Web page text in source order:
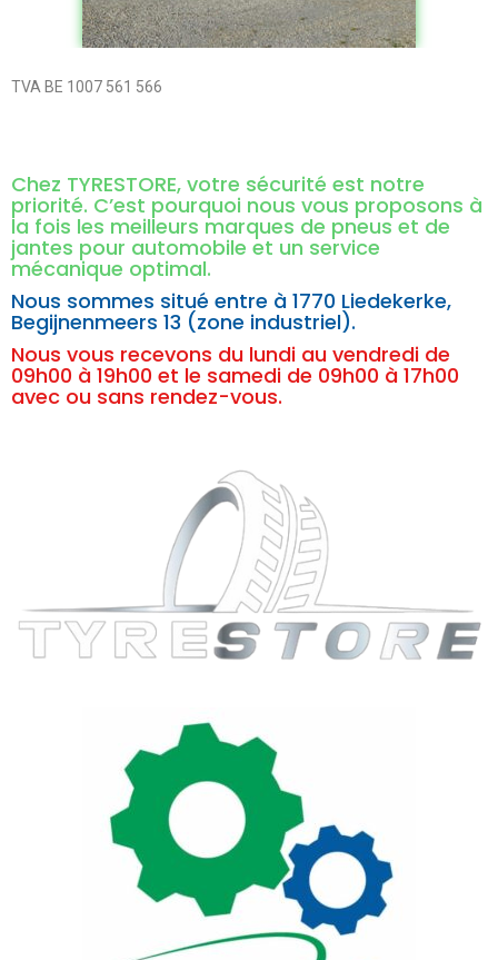
TVA BE 1007 561 566
Chez TYRESTORE, votre sécurité est notre
priorité. C’est pourquoi nous vous proposons à
la fois les meilleurs marques de pneus et de
jantes pour automobile et un service
mécanique optimal.
Nous sommes situé entre à 1770 Liedekerke,
Begijnenmeers 13 (zone industriel).
Nous vous recevons du lundi au vendredi de
09h00 à 19h00 et le samedi de 09h00 à 17h00
avec ou sans rendez-vous.